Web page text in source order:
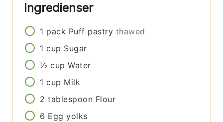
Ingredienser
1 pack Puff pastry thawed
1 cup Sugar
½ cup Water
1 cup Milk
2 tablespoon Flour
6 Egg yolks